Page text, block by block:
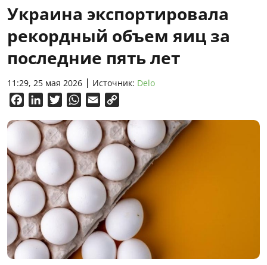
Украина экспортировала
рекордный объем яиц за
последние пять лет
11:29, 25 мая 2026 Источник: Delo
FacebookLinkedInTwitterWhatsApp
Email